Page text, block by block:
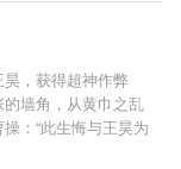
，获得超神作弊
墙角，从黄巾之乱
：“此生悔与王昊为
！”周瑜：“既生